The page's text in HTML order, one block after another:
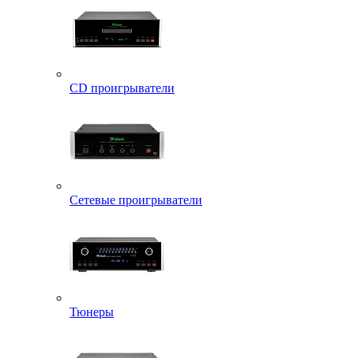
CD проигрыватели
Сетевые проигрыватели
Тюнеры